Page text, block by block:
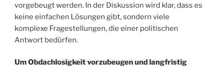
vorgebeugt werden. In der Diskussion wird klar, dass es
keine einfachen Lösungen gibt, sondern viele
komplexe Fragestellungen, die einer politischen
Antwort bedürfen.
Um Obdachlosigkeit vorzubeugen und langfristig